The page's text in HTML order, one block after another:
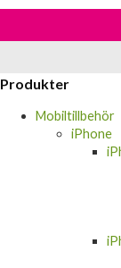
Produkter
Mobiltillbehör
iPhone